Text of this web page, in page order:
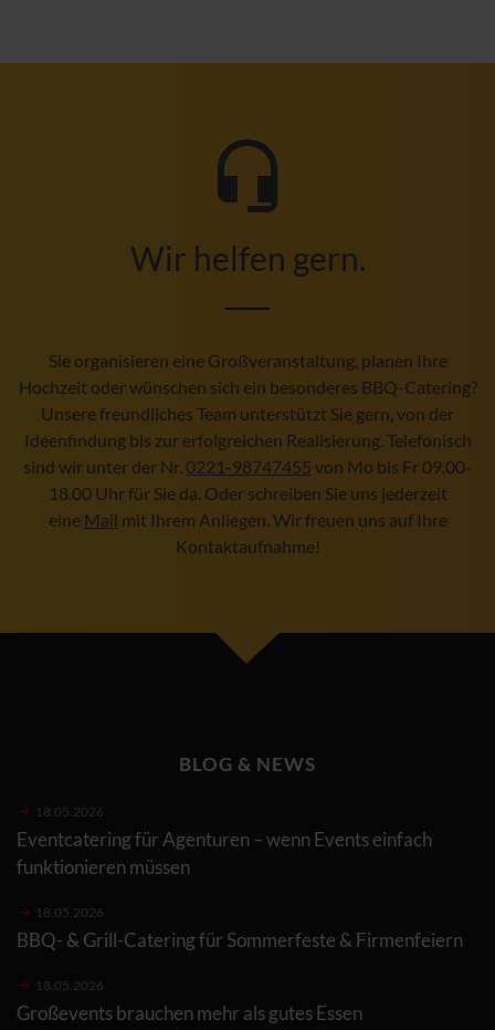
Wir helfen gern.
Sie organisieren eine Großveranstaltung, planen Ihre
Hochzeit oder wünschen sich ein besonderes BBQ-Catering?
Unsere freundliches Team unterstützt Sie gern, von der
Ideenfindung bis zur erfolgreichen Realisierung. Telefonisch
sind wir unter der Nr. 0221-98747455 von Mo bis Fr 09.00-
18.00 Uhr für Sie da. Oder schreiben Sie uns jederzeit
eine Mail mit Ihrem Anliegen. Wir freuen uns auf Ihre
Kontaktaufnahme!
BLOG & NEWS
18.05.2026
Eventcatering für Agenturen – wenn Events einfach
funktionieren müssen
18.05.2026
BBQ- & Grill-Catering für Sommerfeste & Firmenfeiern
18.05.2026
Großevents brauchen mehr als gutes Essen